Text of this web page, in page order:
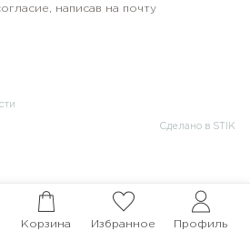
написав на почту
Сделано в STIK
Корзина Избранное Профиль